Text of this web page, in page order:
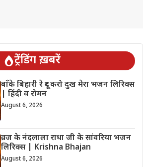
ट्रेंडिंग ख़बरें
बाँके बिहारी रे दूर करो दुख मेरा भजन लिरिक्स
| हिंदी व रोमन
August 6, 2026
व्रज के नंदलाला राधा जी के सांवरिया भजन
लिरिक्स | Krishna Bhajan
August 6, 2026